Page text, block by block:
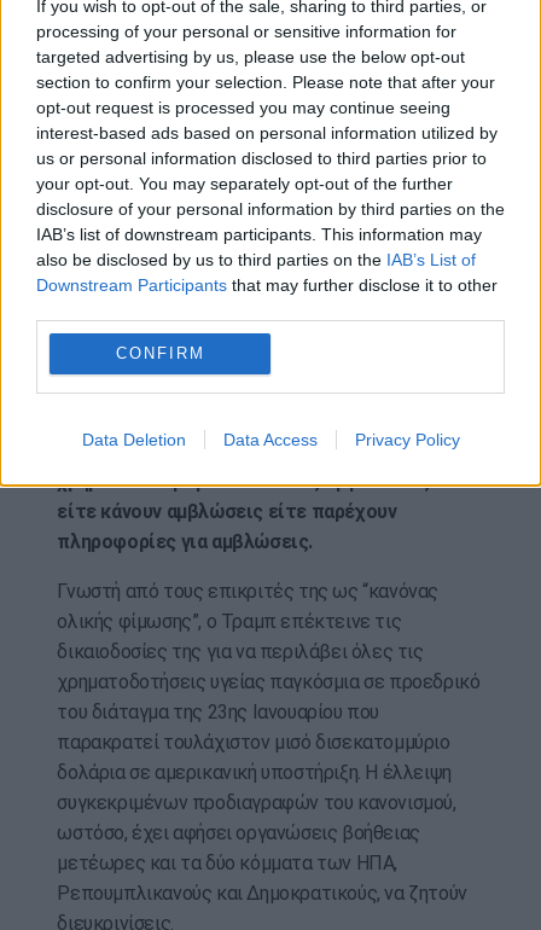
If you wish to opt-out of the sale, sharing to third parties, or
processing of your personal or sensitive information for
targeted advertising by us, please use the below opt-out
section to confirm your selection. Please note that after your
opt-out request is processed you may continue seeing
interest-based ads based on personal information utilized by
us or personal information disclosed to third parties prior to
your opt-out. You may separately opt-out of the further
disclosure of your personal information by third parties on the
IAB’s list of downstream participants. This information may
also be disclosed by us to third parties on the IAB’s List of
Downstream Participants that may further disclose it to other
CONFIRM
Data Deletion Data Access Privacy Policy
“υποστηρίζει, ή συμμετέχει στη διαχείριση
ενός προγράμματος αναγκαστικών αμβλώσεων
ή ακούσιων στειρώσεων”.
Η κίνηση αποτελεί το πρώτο βήμα στο σχέδιο του
αμερικανού προέδρου Ντόναλντ Τραμπ να
περιορίσει το αμερικανικό μερίδιο της
χρηματοδότησης των Ηνωμένων Εθνών και
ενδέχεται να εγείρει ερωτηματικά για το πόσο
βαθιές θα είναι οι περικοπές αυτές στη διεθνή
μεγαλύτερο χρηματοδότη.
Το βήμα ακολουθεί την αποκατάσταση τον
Πόλης του Μεξικού”, η οποία παρακρατεί
χρηματοδότηση από διεθνείς οργανώσεις που
είτε κάνουν αμβλώσεις είτε παρέχουν
πληροφορίες για αμβλώσεις.
Γνωστή από τους επικριτές της ως “κανόνας
ολικής φίμωσης”, ο Τραμπ επέκτεινε τις
δικαιοδοσίες της για να περιλάβει όλες τις
χρηματοδοτήσεις υγείας παγκόσμια σε προεδρικό
του διάταγμα της 23ης Ιανουαρίου που
παρακρατεί τουλάχιστον μισό δισεκατομμύριο
δολάρια σε αμερικανική υποστήριξη. Η έλλειψη
συγκεκριμένων προδιαγραφών του κανονισμού,
ωστόσο, έχει αφήσει οργανώσεις βοήθειας
μετέωρες και τα δύο κόμματα των ΗΠΑ,
Ρεπουμπλικανούς και Δημοκρατικούς, να ζητούν
διευκρινίσεις.